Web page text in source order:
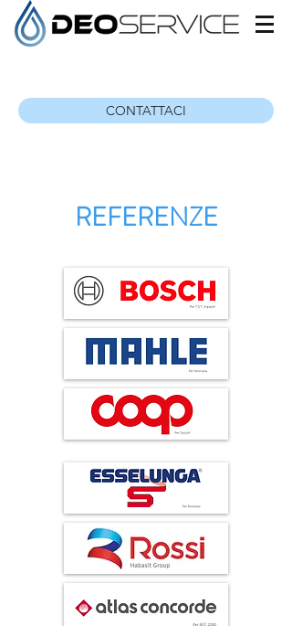
CONTATTACI
REFERENZE